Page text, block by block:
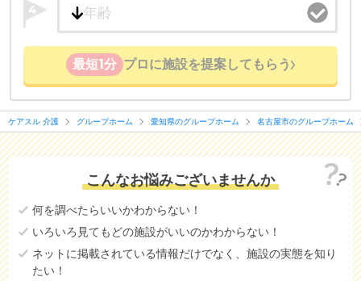
4
最短1分 プロに施設を提案してもらう
ケアスル 介護 グループホーム 愛知県のグループホーム 名古屋市のグループホーム
こんなお悩みございませんか
何を調べたらいいかわからない！
いろいろ見てもどの施設がいいのかわからない！
ネットに掲載されている情報だけでなく、施設の実態を知り
たい！